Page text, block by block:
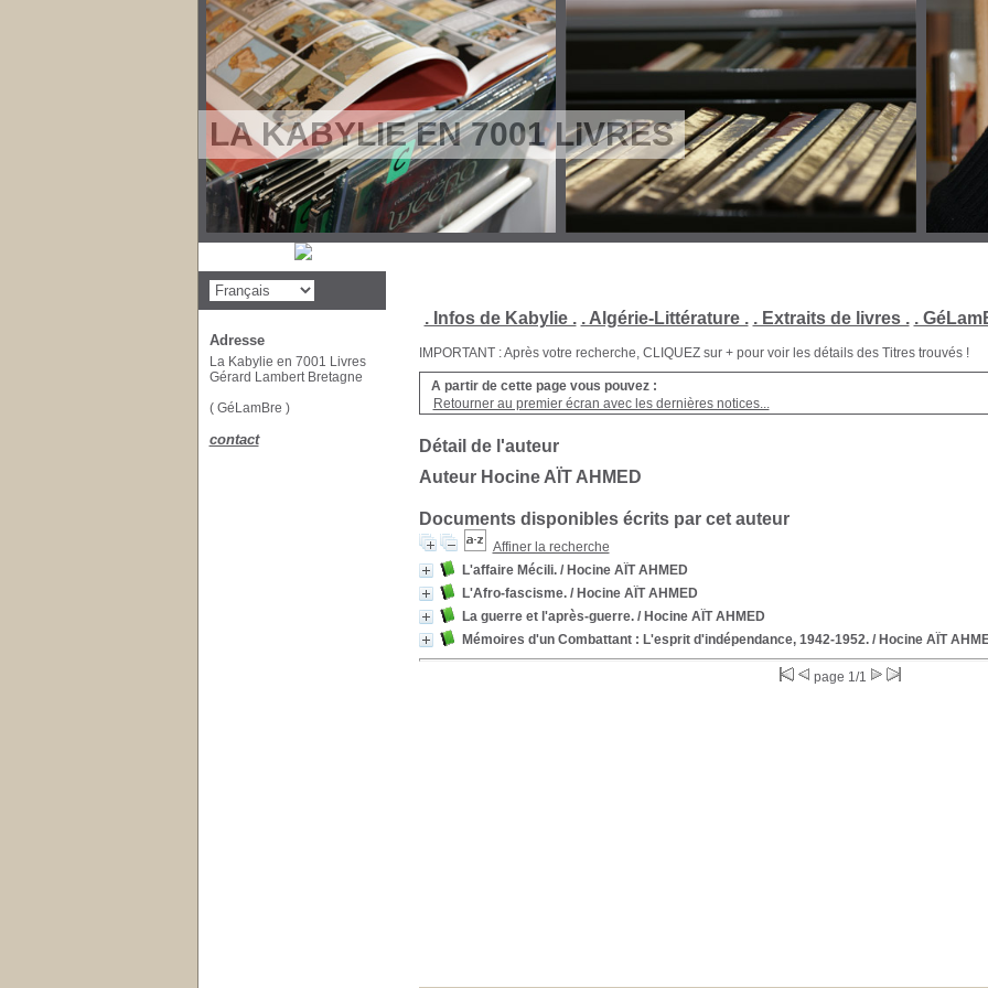
LA KABYLIE EN 7001 LIVRES
. Infos de Kabylie . . Algérie-Littérature . . Extraits de livres . .
IMPORTANT : Après votre recherche, CLIQUEZ sur + pour voir les détails des Titres trouvés !
A partir de cette page vous pouvez :
Retourner au premier écran avec les dernières notices...
Détail de l'auteur
Auteur Hocine AÏT AHMED
Documents disponibles écrits par cet auteur
Affiner la recherche
L'affaire Mécili./ Hocine AÏT AHMED
L'Afro-fascisme./ Hocine AÏT AHMED
La guerre et l'après-guerre./ Hocine AÏT AHMED
Mémoires d'un Combattant : L'esprit d'indépendance, 1942-1952./ Hocine AÏT
page 1/1
Adresse
La Kabylie en 7001 Livres
Gérard Lambert Bretagne
( GéLamBre )
contact